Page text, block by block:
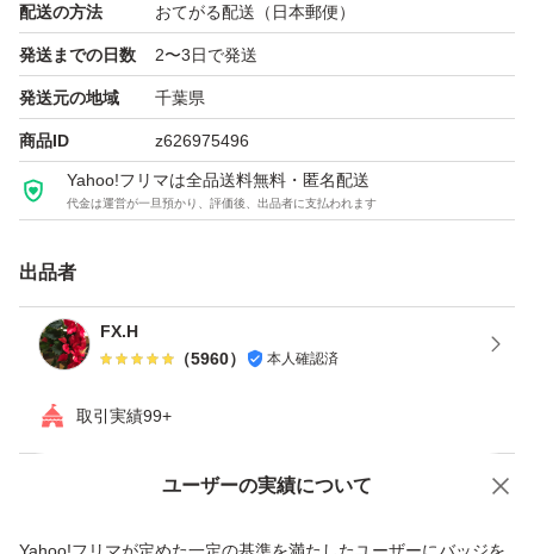
配送の方法 おてがる配送（日本郵便）
発送までの日数 2〜3日で発送
発送元の地域 千葉県
商品ID z626975496
Yahoo!フリマは全品送料無料・匿名配送
代金は運営が一旦預かり、評価後、出品者に支払われます
出品者
FX.H
（5960） 本人確認済
取引実績99+
ユーザーの実績について
価格の相談 商品への質問